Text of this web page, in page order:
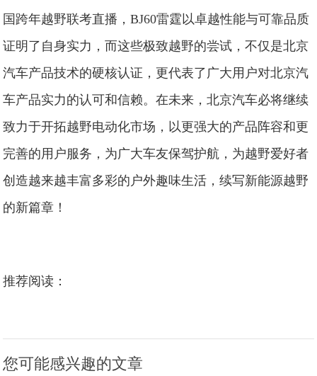
国跨年越野联考直播，BJ60雷霆以卓越性能与可靠品质
证明了自身实力，而这些极致越野的尝试，不仅是北京
汽车产品技术的硬核认证，更代表了广大用户对北京汽
车产品实力的认可和信赖。在未来，北京汽车必将继续
致力于开拓越野电动化市场，以更强大的产品阵容和更
完善的用户服务，为广大车友保驾护航，为越野爱好者
创造越来越丰富多彩的户外趣味生活，续写新能源越野
的新篇章！
推荐阅读：
您可能感兴趣的文章